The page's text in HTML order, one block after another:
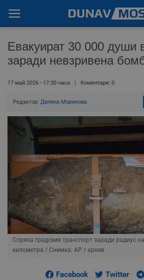
Евакуират 30 000
заради невзривена
17 май 2026 - 17:30 часа Коментари: 0
Редактор: Диляна Маринова
Спряха градския транспорт заради радиус
километра / Снимка: AP / архив
Facebook Twitter